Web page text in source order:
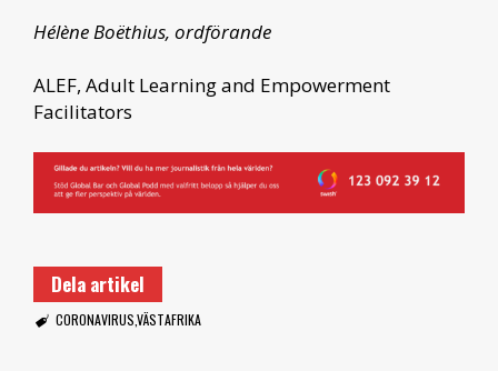
Hélène Boëthius, ordförande
ALEF, Adult Learning and Empowerment
Facilitators
Dela artikel
CORONAVIRUSVÄSTAFRIKA